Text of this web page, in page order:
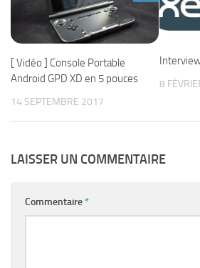
[ Vidéo ] Console Portable
Android GPD XD en 5 pouces
14 SEPTEMBRE 2017
8
LAISSER UN COMMENTAIRE
Commentaire*